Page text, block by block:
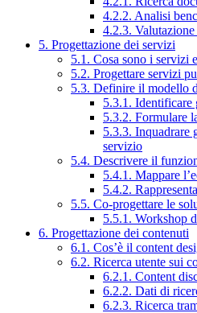
4.2.2. Analisi
4.2.3. Valutazione
5. Progettazione dei servizi
5.1. Cosa sono i servizi
5.2. Progettare servizi
5.3. Definire il modello
5.3.1.
5.3.2. Formulare
5.3.3. Inquadrare
servizio
5.4. Descrivere il
5.4.1. Mappare
5.4.2.
5.5. Co-progettare le
5.5.1. Workshop
6. Progettazione dei contenuti
6.1. Cos’è il content
6.2. Ricerca utente sui
6.2.1. Content
6.2.2. Dati di
6.2.3. Ricerca